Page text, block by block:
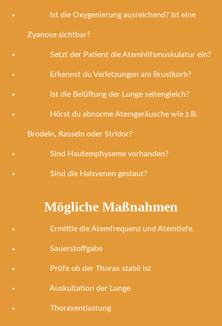
Ist die Oxygenierung ausreichend? Ist eine
Zyanose sichtbar?
Setzt der Patient die Atemhilfsmuskulatur ein?
Erkennst du Verletzungen am Brustkorb?
Ist die Belüftung der Lunge seitengleich?
Hörst du abnorme Atemgeräusche wie z.B.
Brodeln, Rasseln oder Stridor?
Sind Hautemphyseme vorhanden?
Sind die Halsvenen gestaut?
Mögliche Maßnahmen
Ermittle die Atemfrequenz und Atemtiefe.
Sauerstoffgabe
Prüfe ob der Thorax stabil ist
Auskultation der Lunge
Thoraxentlastung